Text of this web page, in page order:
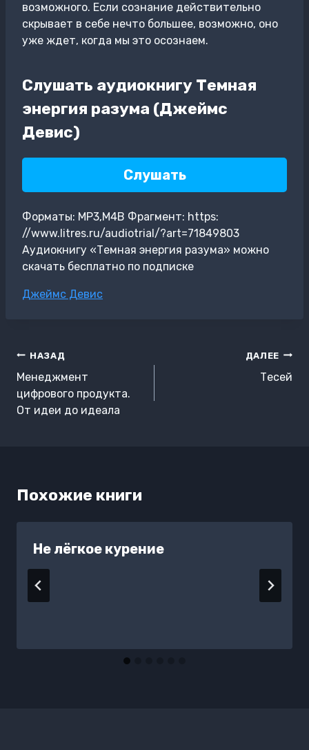
возможного. Если сознание действительно
скрывает в себе нечто большее, возможно, оно
уже ждет, когда мы это осознаем.
Слушать аудиокнигу Темная
энергия разума (Джеймс
Девис)
Слушать
Форматы: MP3,M4B Фрагмент: https:
//www.litres.ru/audiotrial/?art=71849803
Аудиокнигу «Темная энергия разума» можно
скачать бесплатно по подписке
Метки
Джеймс Девис
Навигация
по
записям
НАЗАД
Менеджмент
цифрового продукта.
От идеи до идеала
ДАЛЕЕ
Тесей
Похожие книги
Не лёгкое курение